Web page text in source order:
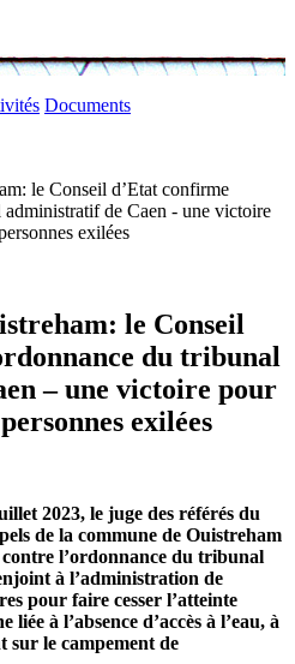
Documents
le Conseil d’Etat confirme
de Caen - une victoire
exilées
le Conseil
du tribunal
– une victoire pour
exilées
2023, le juge des référés du
de la commune de Ouistreham
l’ordonnance du tribunal
à l’administration de
pour faire cesser l’atteinte
à l’absence d’accès à l’eau, à
sur le campement de